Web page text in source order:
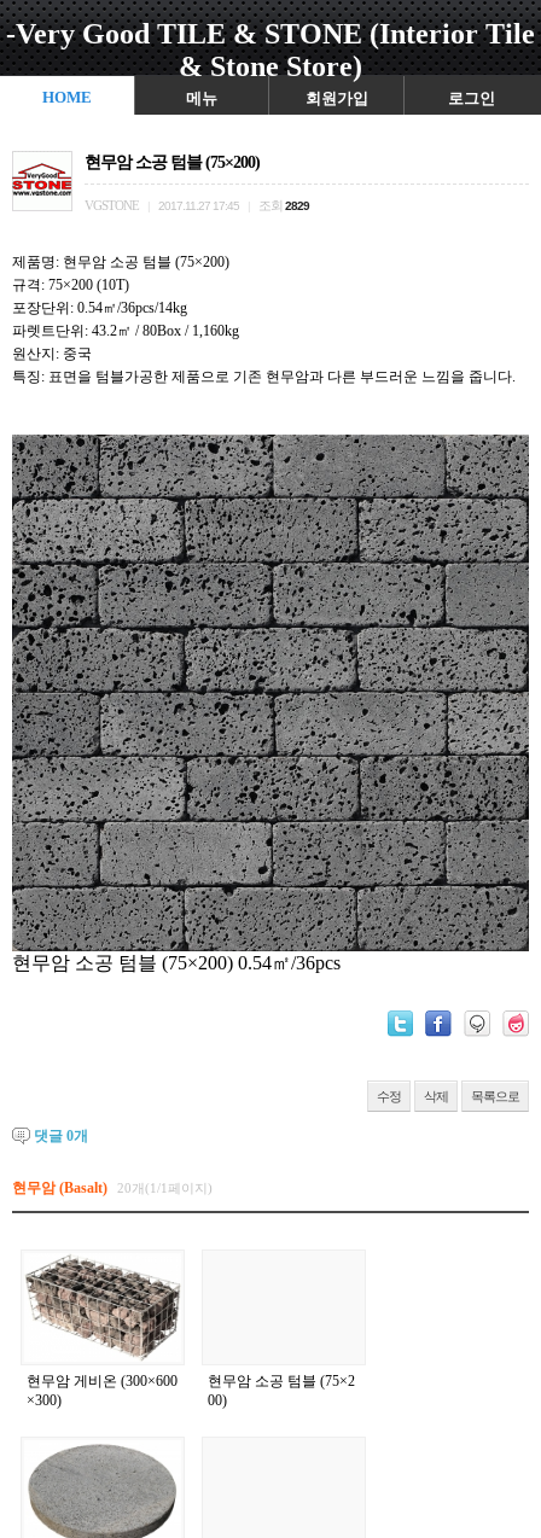
-Very Good TILE & STONE (Interior Tile
& Stone Store)
HOME 메뉴 회원가입 로그인
현무암 소공 텀블 (75×200)
VGSTONE 2017.11.27 17:45 조회 2829
제품명: 현무암 소공 텀블 (75×200)
규격: 75×200 (10T)
포장단위: 0.54㎡/36pcs/14kg
파렛트단위: 43.2㎡ / 80Box / 1,160kg
원산지: 중국
특징: 표면을 텀블가공한 제품으로 기존 현무암과 다른 부드러운 느낌을 줍니다.
현무암 소공 텀블 (75×200) 0.54㎡/36pcs
수정 삭제 목록으로
댓글 0개
현무암 (Basalt) 20개(1/1페이지)
현무암 게비온 (300×600
×300)
현무암 소공 텀블 (75×2
00)